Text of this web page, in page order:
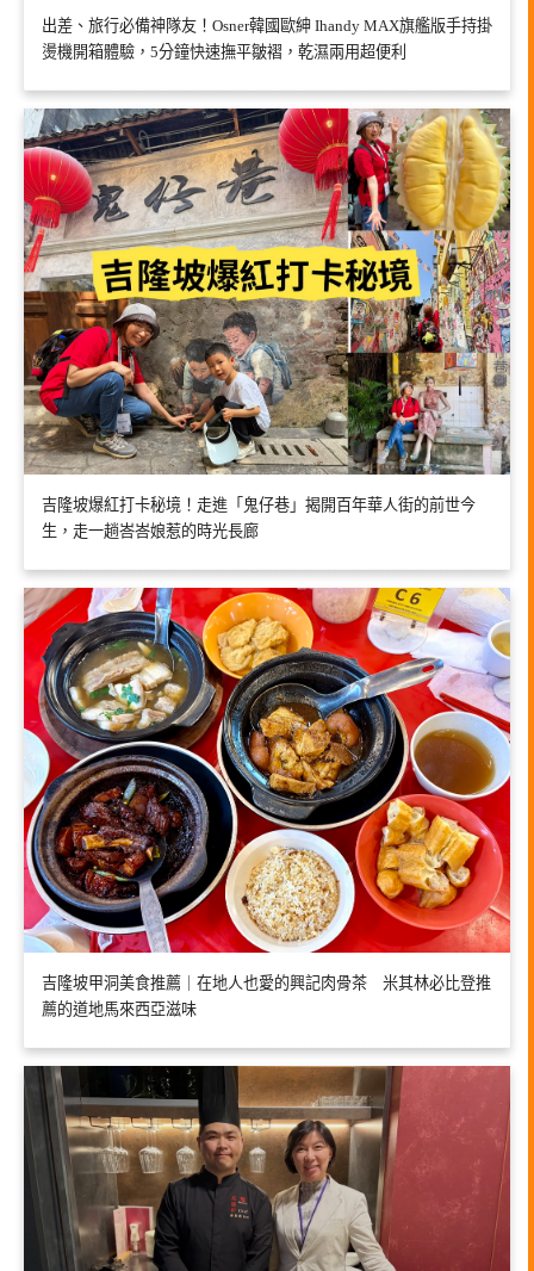
出差、旅行必備神隊友！Osner韓國歐紳 Ihandy MAX旗艦版手持掛
燙機開箱體驗，5分鐘快速撫平皺褶，乾濕兩用超便利
吉隆坡爆紅打卡秘境！走進「鬼仔巷」揭開百年華人街的前世今
生，走一趟峇峇娘惹的時光長廊
吉隆坡甲洞美食推薦｜在地人也愛的興記肉骨茶 米其林必比登推
薦的道地馬來西亞滋味